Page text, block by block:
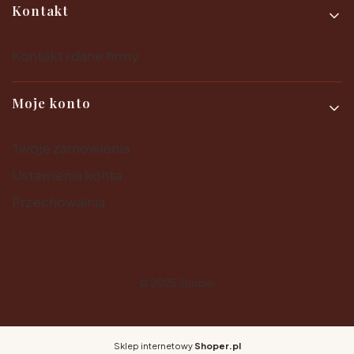
Kontakt
Moje konto
Sklep internetowy Shoper.pl